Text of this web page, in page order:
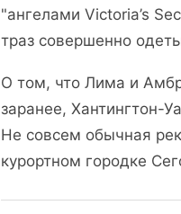
"ангелами Victoria’s
траз совершенно
О том, что Лима и
заранее, Хантингтон-
Не совсем обычная
курортном городке